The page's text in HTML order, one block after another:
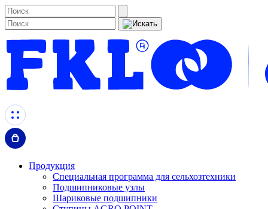
Продукция
Специальная программа для сельхозтехники
Подшипниковые узлы
Шариковые подшипники